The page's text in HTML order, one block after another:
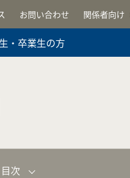
・卒業生の方
お問い合わせ 関係者向け
目次